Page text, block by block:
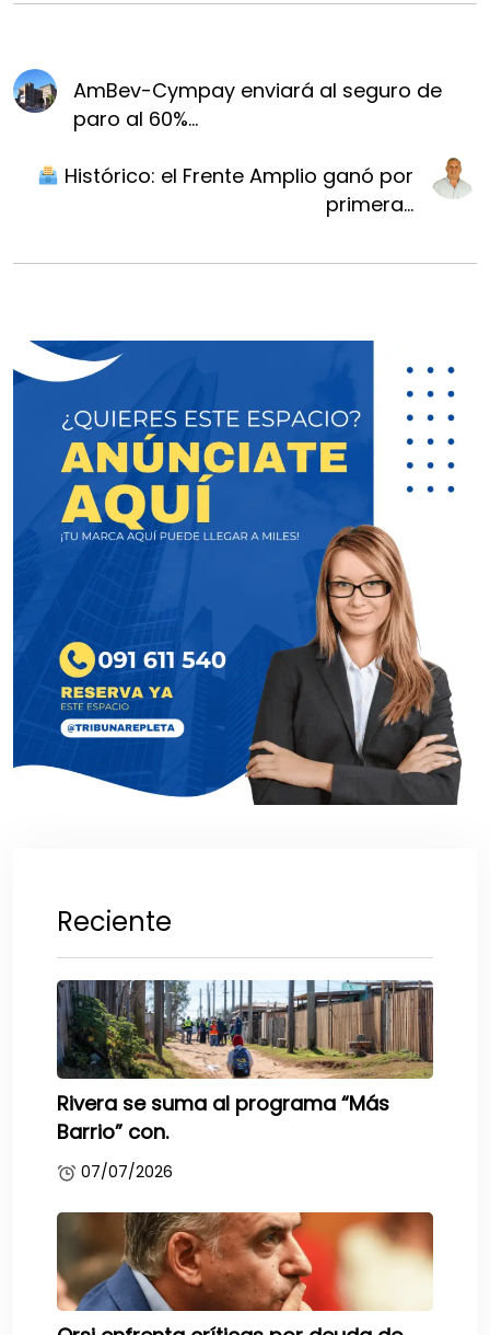
AmBev-Cympay enviará al seguro de
paro al 60%...
Histórico: el Frente Amplio ganó por
primera...
Reciente
Rivera se suma al programa “Más
Barrio” con.
07/07/2026